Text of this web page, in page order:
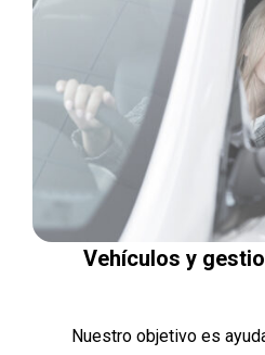
Vehículos y
Nuestro objetivo es